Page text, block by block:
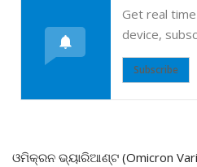
Get real
device,
Subscribe
ଓମିକ୍ରନ ଭ୍ୟାରିଆଣ୍ଟ (Omicron